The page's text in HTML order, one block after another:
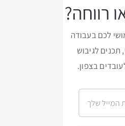
רווחה?
לכם בעבודה
תכנים לגיבוש
בצפון.